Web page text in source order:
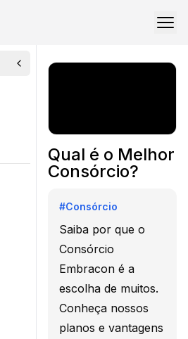
Qual é o Melhor
Consórcio?
#Consórcio
Saiba por que o
Consórcio
Embracon é a
escolha de muitos.
Conheça nossos
planos e vantagens